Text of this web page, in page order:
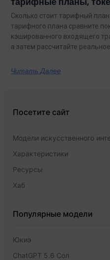
Сколько стоит тарифный
тарифного плана сравните
кэшированного входящего
а затем рассчитайте
Читать Далее
Посетите сайт
Модели искусственного
Характеристики
Ресурсы
Хаб
Популярные модели
Юкиэ
ChatGPT 5.6 Сол